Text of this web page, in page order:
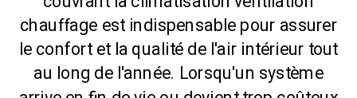
chauffage est indispensable pour assurer
le confort et la qualité de l'air intérieur tout
au long de l'année. Lorsqu'un système